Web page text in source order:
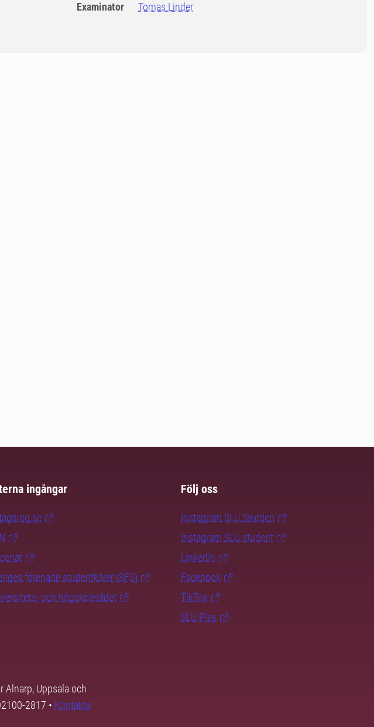
Examinator Tomas Linder
ingångar
förenade studentkårer (SFS)
och högskolerådet
Följ oss
Instagram SLU.Sweden
Instagram SLU.student
LinkedIn
Facebook
TikTok
SLU Play
Alnarp, Uppsala och
2817 • Kontakta